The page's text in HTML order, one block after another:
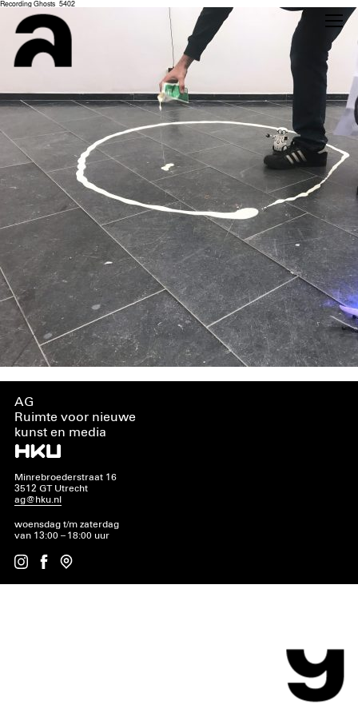
Recording Ghosts_5402
AG
Ruimte voor nieuwe
kunst en media
Minrebroederstraat 16
3512 GT Utrecht
ag@hku.nl
woensdag t/m zaterdag
van 13:00 – 18:00 uur